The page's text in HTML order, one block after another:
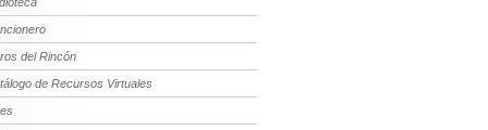
del Rincón
de Recursos Virtuales